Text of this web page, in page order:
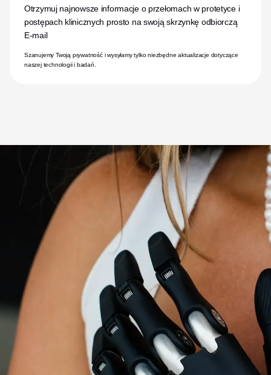
Otrzymuj najnowsze informacje o przełomach w protetyce i
postępach klinicznych prosto na swoją skrzynkę odbiorczą
E-mail
Szanujemy Twoją prywatność i wysyłamy tylko niezbędne aktualizacje dotyczące
naszej technologii i badań.